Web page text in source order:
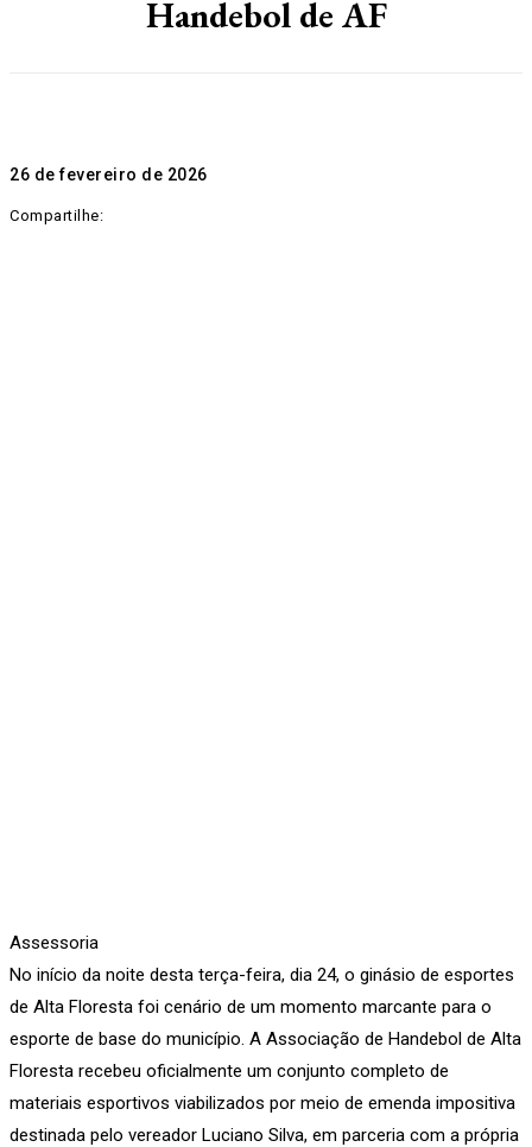
Handebol de AF
26 de fevereiro de 2026
Compartilhe:
Assessoria
No início da noite desta terça-feira, dia 24, o ginásio de esportes
de Alta Floresta foi cenário de um momento marcante para o
esporte de base do município. A Associação de Handebol de Alta
Floresta recebeu oficialmente um conjunto completo de
materiais esportivos viabilizados por meio de emenda impositiva
destinada pelo vereador Luciano Silva, em parceria com a própria